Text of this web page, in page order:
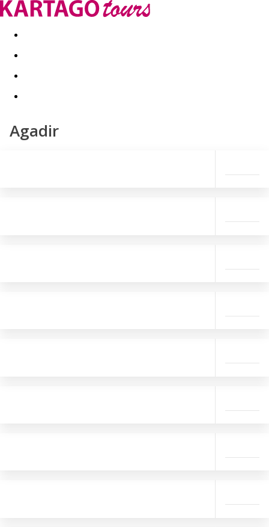
Kapcsolat Nyár 2026 Last Minute
Agadir